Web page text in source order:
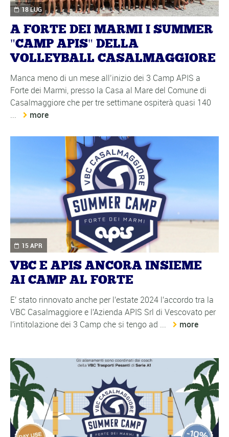
18 LUG
A FORTE DEI MARMI I SUMMER
"CAMP APIS" DELLA
VOLLEYBALL CASALMAGGIORE
Manca meno di un mese all’inizio dei 3 Camp APIS a
Forte dei Marmi, presso la Casa al Mare del Comune di
Casalmaggiore che per tre settimane ospiterà quasi 140
...
more
15 APR
VBC E APIS ANCORA INSIEME
AI CAMP AL FORTE
E' stato rinnovato anche per l'estate 2024 l'accordo tra la
VBC Casalmaggiore e l'Azienda APIS Srl di Vescovato per
l'intitolazione dei 3 Camp che si tengo ad ...
more